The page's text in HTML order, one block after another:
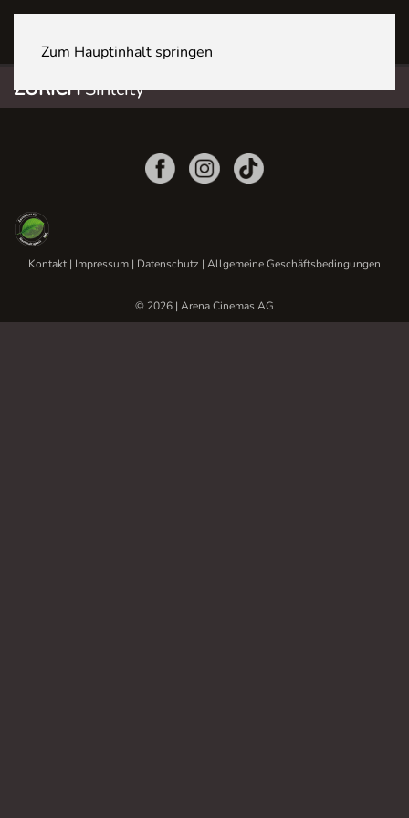
Zum Hauptinhalt springen
ZÜRICHSihlcity
Kontakt| Impressum | Datenschutz | Allgemeine Geschäftsbedingungen
© 2026 | Arena Cinemas AG